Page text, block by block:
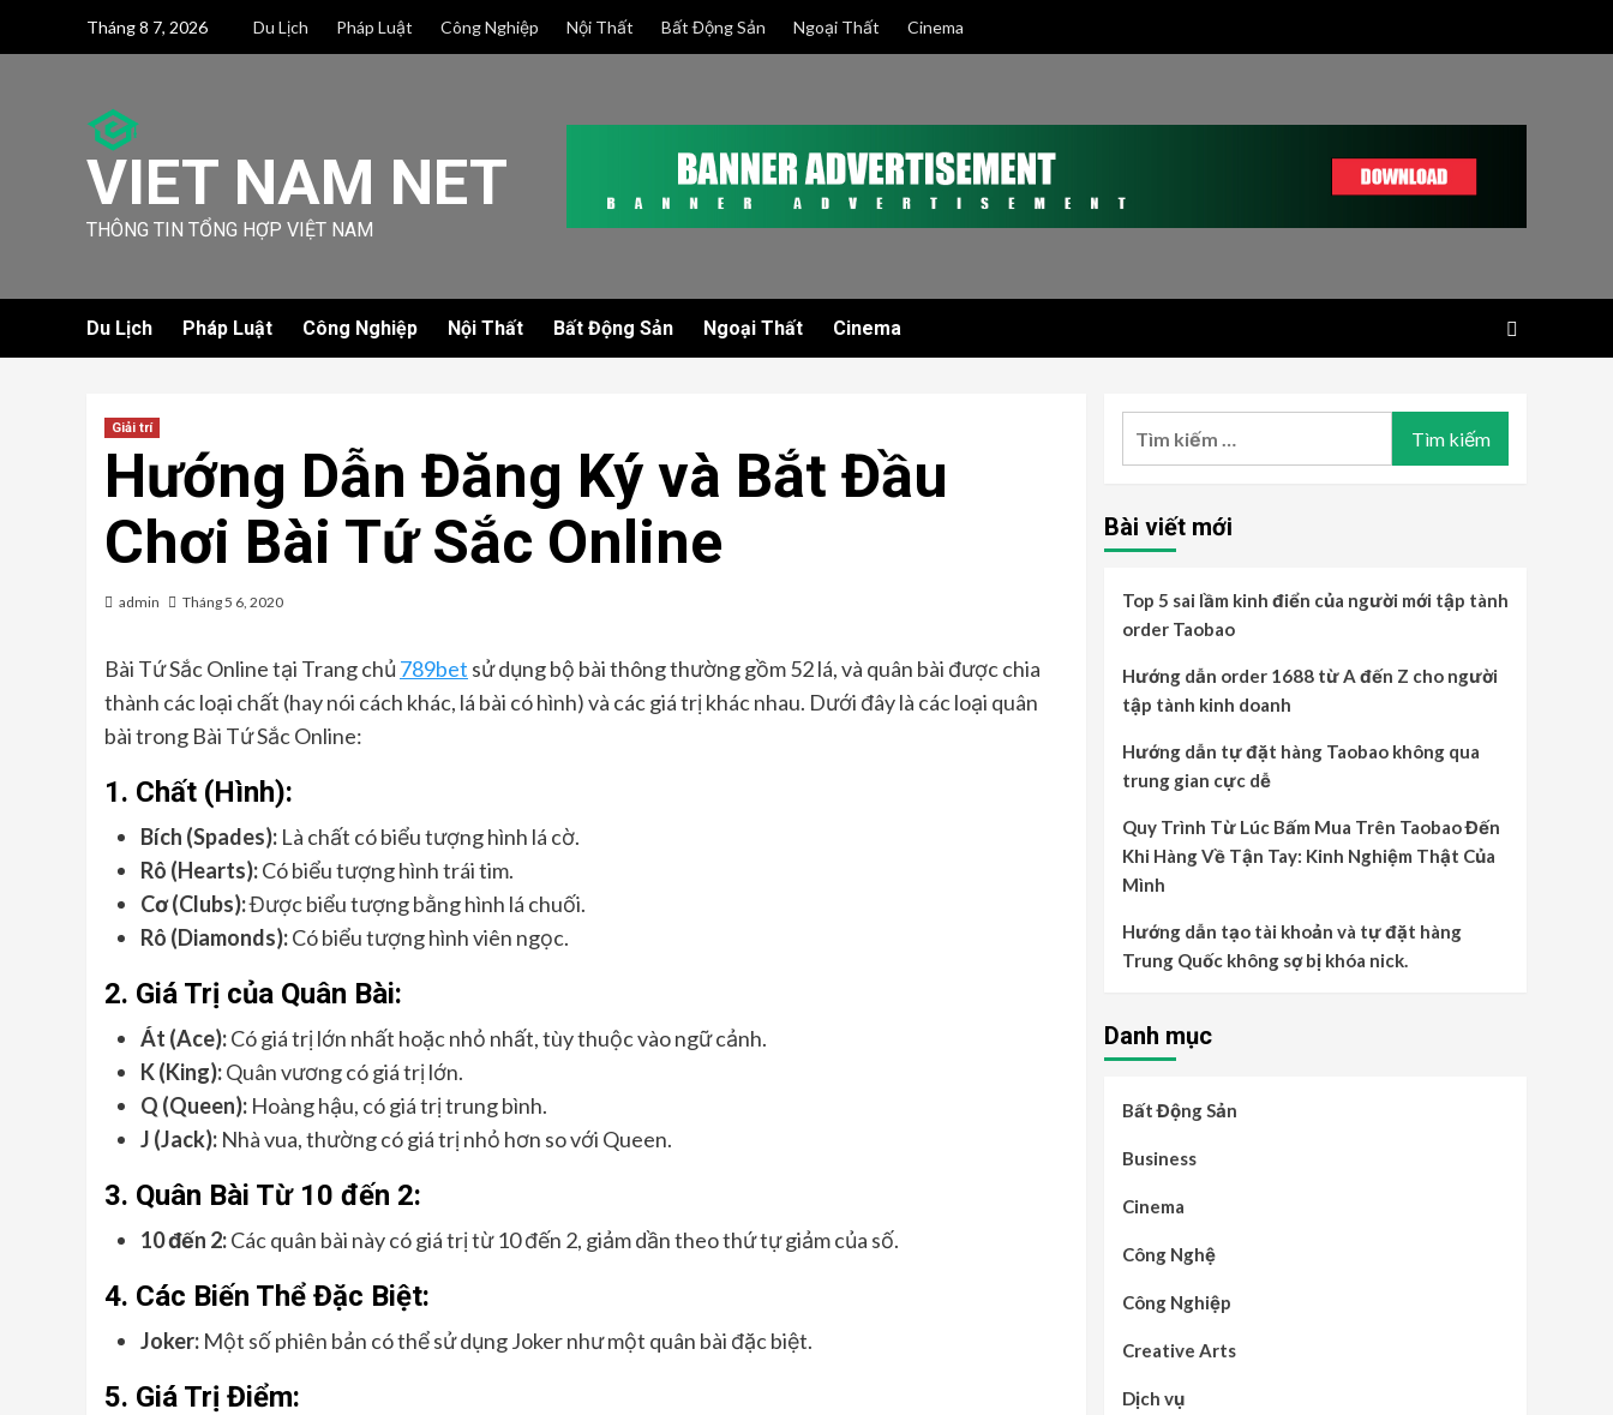
Tháng 8 7, 2026 Du Lịch Pháp Luật Công Nghiệp Nội Thất Bất Động Sản Ngoại Thất Cinema
VIET NAM NET
THÔNG TIN TỔNG HỢP VIỆT NAM
Du Lịch Pháp Luật Công Nghiệp Nội Thất Bất Động Sản Ngoại Thất Cinema
Giải trí
Hướng Dẫn Đăng Ký và Bắt Đầu
Chơi Bài Tứ Sắc Online
admin Tháng 5 6, 2020
Bài Tứ Sắc Online tại Trang chủ 789bet sử dụng bộ bài thông thường gồm 52 lá, và quân bài được chia
thành các loại chất (hay nói cách khác, lá bài có hình) và các giá trị khác nhau. Dưới đây là các loại quân
bài trong Bài Tứ Sắc Online:
1. Chất (Hình):
Bích (Spades): Là chất có biểu tượng hình lá cờ.
Rô (Hearts):Có biểu tượng hình trái tim.
Cơ (Clubs):Được biểu tượng bằng hình lá chuối.
Rô (Diamonds):Có biểu tượng hình viên ngọc.
2. Giá Trị của Quân Bài:
Át (Ace):Có giá trị lớn nhất hoặc nhỏ nhất, tùy thuộc vào ngữ cảnh.
K (King):Quân vương có giá trị lớn.
Q (Queen): Hoàng hậu, có giá trị trung bình.
J (Jack): Nhà vua, thường có giá trị nhỏ hơn so với Queen.
3. Quân Bài Từ 10 đến 2:
10 đến 2:Các quân bài này có giá trị từ 10 đến 2, giảm dần theo thứ tự giảm của số.
4. Các Biến Thể Đặc Biệt:
Joker: Một số phiên bản có thể sử dụng Joker như một quân bài đặc biệt.
5. Giá Trị Điểm:
Bài viết mới
Top 5 sai lầm kinh điển của người mới tập tành
order Taobao
Hướng dẫn order 1688 từ A đến Z cho người
tập tành kinh doanh
Hướng dẫn tự đặt hàng Taobao không qua
trung gian cực dễ
Quy Trình Từ Lúc Bấm Mua Trên Taobao Đến
Khi Hàng Về Tận Tay: Kinh Nghiệm Thật Của
Mình
Hướng dẫn tạo tài khoản và tự đặt hàng
Trung Quốc không sợ bị khóa nick.
Danh mục
Bất Động Sản
Business
Cinema
Công Nghệ
Công Nghiệp
Creative Arts
Dịch vụ